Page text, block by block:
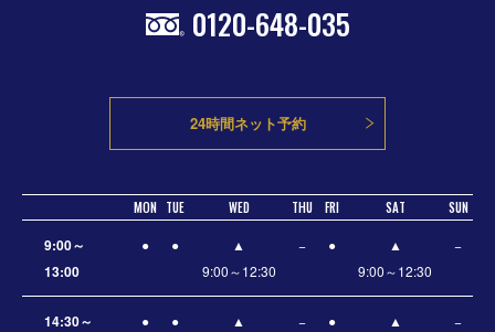
0120-648-035
24時間ネット予約
MON TUE WED THU FRI SAT SUN
9:00～
13:00
● ●
▲
9:00～12:30
− ●
▲
9:00～12:30
−
14:30～
● ●
▲
− ●
▲
−